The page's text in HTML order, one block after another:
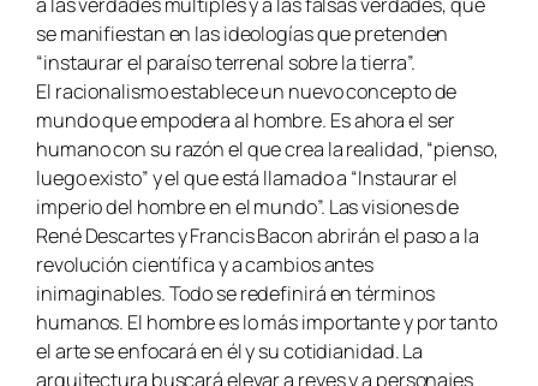
se manifiestan en las ideologías que pretenden
“instaurar el paraíso terrenal sobre la tierra”.
El racionalismo establece un nuevo concepto de
mundo que empodera al hombre. Es ahora el ser
humano con su razón el que crea la realidad, “pienso,
luego existo” y el que está llamado a “Instaurar el
imperio del hombre en el mundo”. Las visiones de
René Descartes y Francis Bacon abrirán el paso a la
revolución científica y a cambios antes
inimaginables. Todo se redefinirá en términos
humanos. El hombre es lo más importante y por tanto
el arte se enfocará en él y su cotidianidad. La
arquitectura buscará elevar a reyes y a personajes